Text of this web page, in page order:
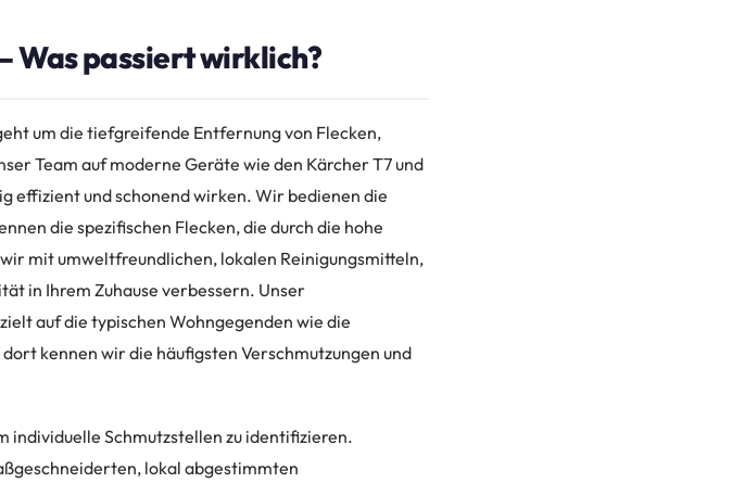
Was passiert wirklich?
um die tiefgreifende Entfernung von Flecken,
Team auf moderne Geräte wie den Kärcher T7 und
effizient und schonend wirken. Wir bedienen die
die spezifischen Flecken, die durch die hohe
mit umweltfreundlichen, lokalen Reinigungsmitteln,
in Ihrem Zuhause verbessern. Unser
auf die typischen Wohngegenden wie die
kennen wir die häufigsten Verschmutzungen und
Schmutzstellen zu identifizieren.
lokal abgestimmten